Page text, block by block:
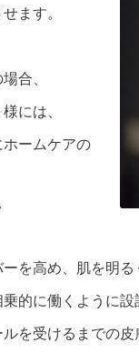
ます。
合、
には、
ームケアの
を高め、肌を明る
的に働くように設
を受けるまでの